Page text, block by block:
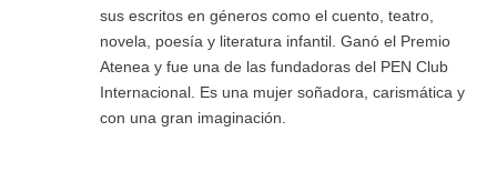
sus escritos en géneros como el cuento, teatro,
novela, poesía y literatura infantil. Ganó el Premio
Atenea y fue una de las fundadoras del PEN Club
Internacional. Es una mujer soñadora, carismática y
con una gran imaginación.